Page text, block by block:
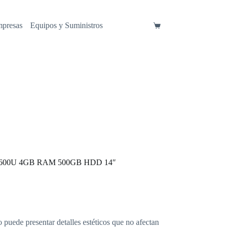
Equipos y Suministros
Carro
4GB RAM 500GB HDD 14″
presentar detalles estéticos que no afectan